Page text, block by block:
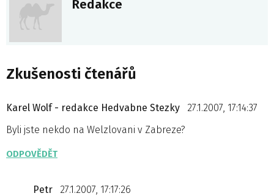
Redakce
Zkušenosti čtenářů
Karel Wolf - redakce Hedvabne Stezky
27.1.2007, 17:14:37
Byli jste nekdo na Welzlovani v Zabreze?
ODPOVĚDĚT
Petr
27.1.2007, 17:17:26